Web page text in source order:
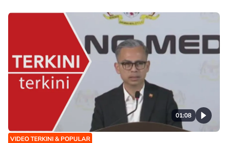
01:08
VIDEO TERKINI & POPULAR